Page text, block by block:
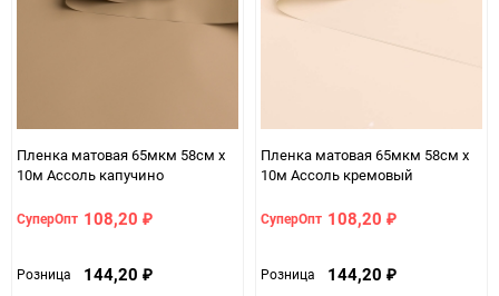
Пленка матовая 65мкм 58см х
10м Ассоль капучино
СуперОпт 108,20 ₽
Розница 144,20 ₽
Пленка матовая 65мкм 58см х
10м Ассоль кремовый
СуперОпт 108,20 ₽
Розница 144,20 ₽